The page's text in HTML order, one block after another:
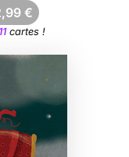
€
11cartes !